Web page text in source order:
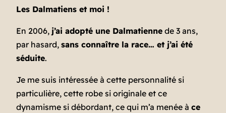
Les Dalmatiens et moi !
En 2006, j’ai adopté une Dalmatienne de 3 ans,
par hasard, sans connaître la race… et j’ai été
séduite.
Je me suis intéressée à cette personnalité si
particulière, cette robe si originale et ce
dynamisme si débordant, ce qui m’a menée à ce